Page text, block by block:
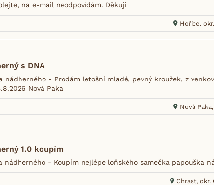
na e-mail neodpovídám. Děkuji
Hořice,
s DNA
nádherného - Prodám letošní mladé, pevný kroužek, z
Nová Paka
Nová
1.0 koupím
nádherného - Koupím nejlépe loňského samečka papouška
Chrast, okr.